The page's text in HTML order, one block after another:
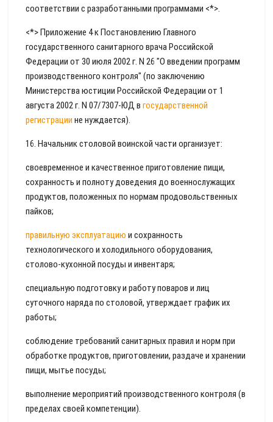
соответствии с разработанными программами <*>.
<*> Приложение 4 к Постановлению Главного
государственного санитарного врача Российской
Федерации от 30 июля 2002 г. N 26 "О введении программ
производственного контроля" (по заключению
Министерства юстиции Российской Федерации от 1
августа 2002 г. N 07/7307-ЮД в государственной
регистрации не нуждается).
16. Начальник столовой воинской части организует:
своевременное и качественное приготовление пищи,
сохранность и полноту доведения до военнослужащих
продуктов, положенных по нормам продовольственных
пайков;
правильную эксплуатацию и сохранность
технологического и холодильного оборудования,
столово-кухонной посуды и инвентаря;
специальную подготовку и работу поваров и лиц
суточного наряда по столовой, утверждает график их
работы;
соблюдение требований санитарных правил и норм при
обработке продуктов, приготовлении, раздаче и хранении
пищи, мытье посуды;
выполнение мероприятий производственного контроля (в
пределах своей компетенции).